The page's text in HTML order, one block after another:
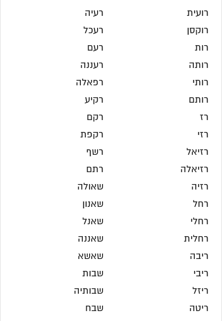
רועית
רוקסן
רות
רותה
רותי
רותם
רז
רזי
רזיאל
רזיאלה
רזיה
רחל
רחלי
רחלית
ריבה
ריבי
ריזל
ריטה
רעיה
רעכל
רעם
רעננה
רפאלה
רקיע
רקם
רקפת
רשף
רתם
שאולה
שאנון
שאנל
שאננה
שאשא
שבות
שבותיה
שבח